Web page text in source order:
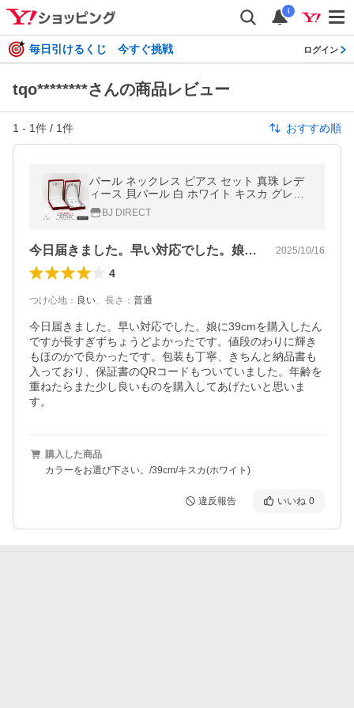
i
毎日引けるくじ 今すぐ挑戦 ログイン
tqo********さんの商品レビュー
1 - 1件 / 1件 おすすめ順
パール ネックレス ピアス セット 真珠 レデ
ィース 貝パール 白 ホワイト キスカ グレー
42cm 39cm 8mm 慶弔 兼用 フォーマル 結婚
式 冠婚葬祭 葬式 葬儀
BJ DIRECT
今日届きました。早い対応でした。娘に3… 2025/10/16
4
つけ心地 ： 良い、 長さ ： 普通
今日届きました。早い対応でした。娘に39cmを購入したん
ですが長すぎずちょうどよかったです。値段のわりに輝き
もほのかで良かったです。包装も丁寧、きちんと納品書も
入っており、保証書のQRコードもついていました。年齢を
重ねたらまた少し良いものを購入してあげたいと思いま
す。
購入した商品
カラーをお選び下さい。/39cm/キスカ(ホワイト)
違反報告 いいね 0